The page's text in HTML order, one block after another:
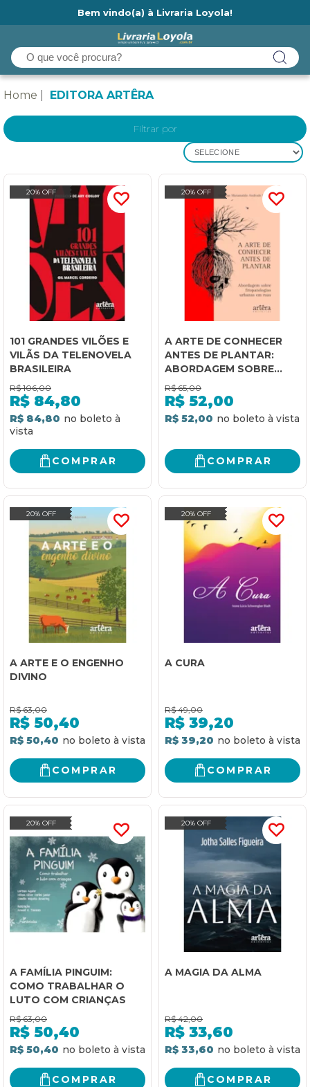
Bem vindo(a) à Livraria Loyola!
Home EDITORA ARTÊRA
Filtrar por
SELECIONE
20% OFF
101 GRANDES VILÕES E
VILÃS DA TELENOVELA
BRASILEIRA
R$ 106,00
R$ 84,80
R$ 84,80
COMPRAR
20% OFF
A ARTE DE CONHECER
ANTES DE PLANTAR:
ABORDAGEM SOBRE
FITOPATOLOGIAS
URBANAS EM RUAS
R$ 65,00
R$ 52,00
R$ 52,00
COMPRAR
20% OFF
A ARTE E O ENGENHO
DIVINO
R$ 63,00
R$ 50,40
R$ 50,40
COMPRAR
20% OFF
A CURA
R$ 49,00
R$ 39,20
R$ 39,20
COMPRAR
20% OFF
A FAMÍLIA PINGUIM:
COMO TRABALHAR O
LUTO COM CRIANÇAS
R$ 63,00
R$ 50,40
R$ 50,40
COMPRAR
20% OFF
A MAGIA DA ALMA
R$ 42,00
R$ 33,60
R$ 33,60
COMPRAR